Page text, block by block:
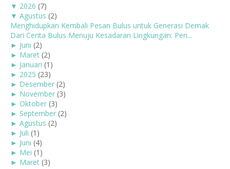
▼ 2026 (7)
▼ Agustus (2)
Menghidupkan Kembali Pesan Bulus untuk Generasi Demak
Dari Cerita Bulus Menuju Kesadaran Lingkungan: Pen...
► Juni (2)
► Maret (2)
► Januari (1)
► 2025 (23)
► Desember (2)
► November (3)
► Oktober (3)
► September (2)
► Agustus (2)
► Juli (1)
► Juni (4)
► Mei (1)
► Maret (3)